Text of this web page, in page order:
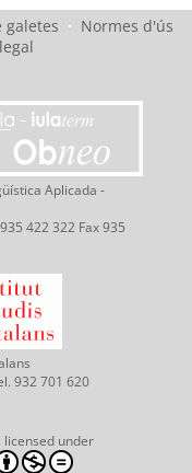
galetes · Normes d'ús
Aplicada -
422 322 Fax 935
932 701 620
licensed under